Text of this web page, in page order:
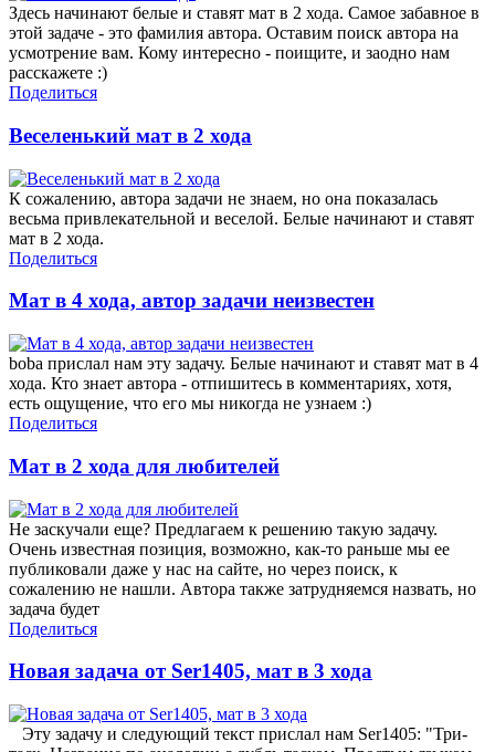
Здесь начинают белые и ставят мат в 2 хода. Самое забавное в
этой задаче - это фамилия автора. Оставим поиск автора на
усмотрение вам. Кому интересно - поищите, и заодно нам
расскажете :)
Поделиться
Веселенький мат в 2 хода
К сожалению, автора задачи не знаем, но она показалась
весьма привлекательной и веселой. Белые начинают и ставят
мат в 2 хода.
Поделиться
Мат в 4 хода, автор задачи неизвестен
boba прислал нам эту задачу. Белые начинают и ставят мат в 4
хода. Кто знает автора - отпишитесь в комментариях, хотя,
есть ощущение, что его мы никогда не узнаем :)
Поделиться
Мат в 2 хода для любителей
Не заскучали еще? Предлагаем к решению такую задачу.
Очень известная позиция, возможно, как-то раньше мы ее
публиковали даже у нас на сайте, но через поиск, к
сожалению не нашли. Автора также затрудняемся назвать, но
задача будет
Поделиться
Новая задача от Ser1405, мат в 3 хода
Эту задачу и следующий текст прислал нам Ser1405: "Три-